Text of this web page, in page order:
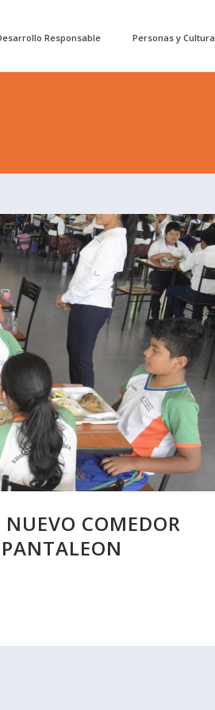
Responsable Personas y Cultura
COMEDOR